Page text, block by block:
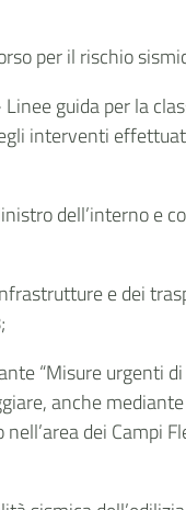
per il rischio
guida per la
interventi
dell’interno e
e dei
“Misure urgenti
anche
dei Campi